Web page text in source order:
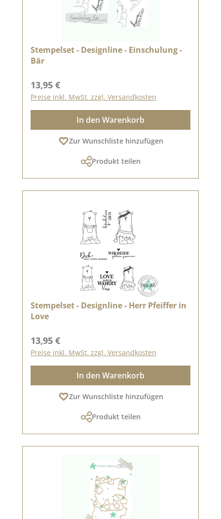
Stempelset - Designline - Einschulung -
Bär
Regulärer Preis:
13,95 €
Preise inkl. MwSt. zzgl. Versandkosten
In den Warenkorb
Zur Wunschliste hinzufügen
Produkt teilen
Stempelset - Designline - Herr Pfeiffer in
Love
Regulärer Preis:
13,95 €
Preise inkl. MwSt. zzgl. Versandkosten
In den Warenkorb
Zur Wunschliste hinzufügen
Produkt teilen